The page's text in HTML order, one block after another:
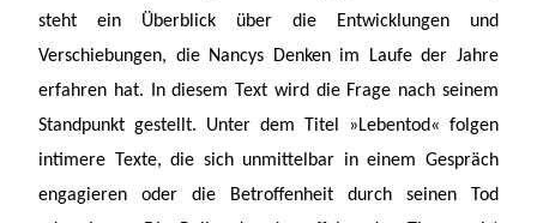
steht ein Überblick über die Entwicklungen und
Verschiebungen, die Nancys Denken im Laufe der Jahre
erfahren hat. In diesem Text wird die Frage nach seinem
Standpunkt gestellt. Unter dem Titel »Lebentod« folgen
intimere Texte, die sich unmittelbar in einem Gespräch
engagieren oder die Betroffenheit durch seinen Tod